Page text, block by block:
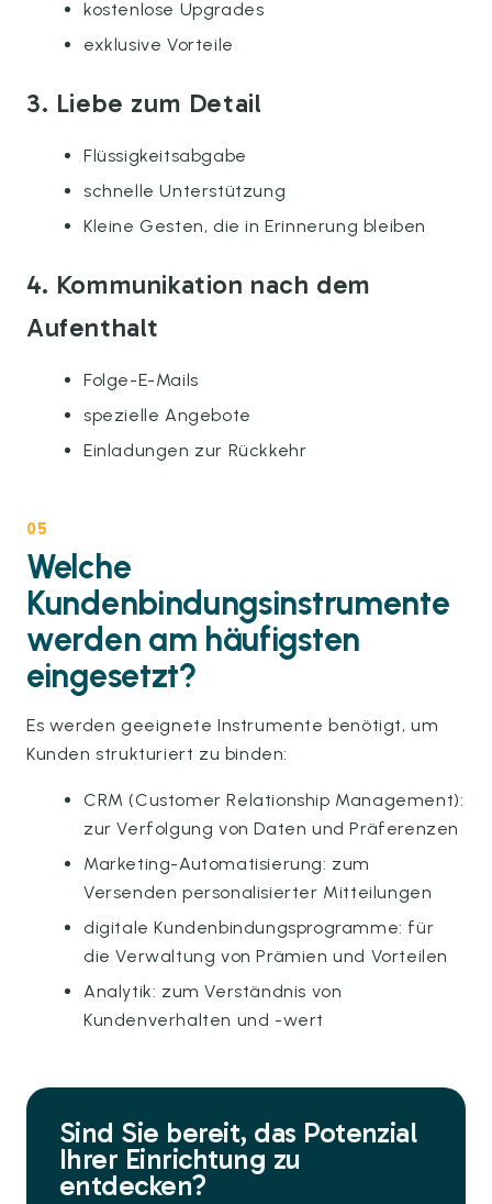
kostenlose Upgrades
exklusive Vorteile
3. Liebe zum Detail
Flüssigkeitsabgabe
schnelle Unterstützung
Kleine Gesten, die in Erinnerung bleiben
4. Kommunikation nach dem
Aufenthalt
Folge-E-Mails
spezielle Angebote
Einladungen zur Rückkehr
05
Welche
Kundenbindungsinstrumente
werden am häufigsten
eingesetzt?
Es werden geeignete Instrumente benötigt, um
Kunden strukturiert zu binden:
CRM (Customer Relationship Management):
zur Verfolgung von Daten und Präferenzen
Marketing-Automatisierung: zum
Versenden personalisierter Mitteilungen
digitale Kundenbindungsprogramme: für
die Verwaltung von Prämien und Vorteilen
Analytik: zum Verständnis von
Kundenverhalten und -wert
Sind Sie bereit, das Potenzial
Ihrer Einrichtung zu
entdecken?